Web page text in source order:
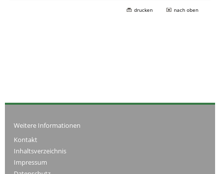
drucken nach oben
Weitere Informationen
Kontakt
Inhaltsverzeichnis
Impressum